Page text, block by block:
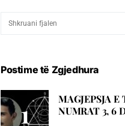
Postime të Zgjedhura
MAGJEPSJA E
NUMRAT 3, 6